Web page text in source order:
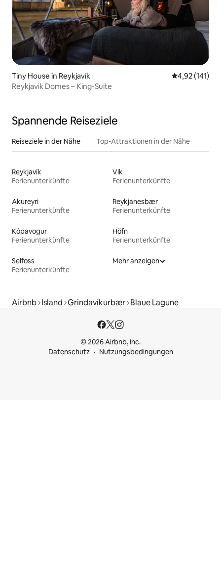
Tiny House in Reykjavík
4,92 (141)
Reykjavik Domes – King-Suite
Spannende Reiseziele
Reiseziele in der Nähe Top-Attraktionen in der Nähe
Reykjavík
Ferienunterkünfte
Vik
Ferienunterkünfte
Akureyri
Ferienunterkünfte
Reykjanesbær
Ferienunterkünfte
Kópavogur
Ferienunterkünfte
Höfn
Ferienunterkünfte
Selfoss
Ferienunterkünfte
Mehr anzeigen
Airbnb Island Grindavíkurbær Blaue Lagune
© 2026 Airbnb, Inc.
Datenschutz
Nutzungsbedingungen